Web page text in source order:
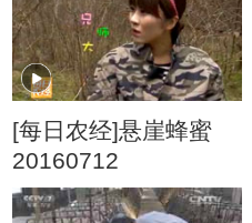
[每日农经]悬崖蜂蜜
20160712